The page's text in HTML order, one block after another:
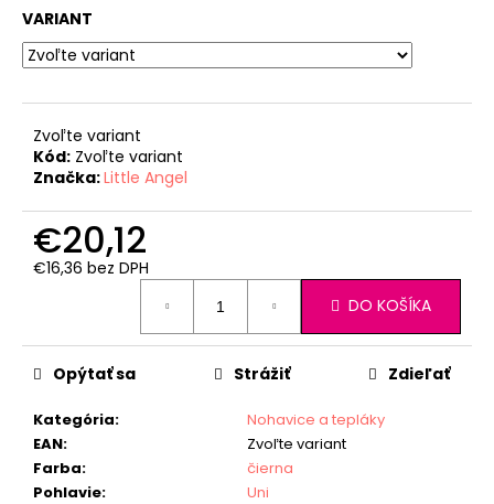
VARIANT
Zvoľte variant
Kód: Zvoľte variant
Značka:Little Angel
€20,12
€16,36 bez DPH
DO KOŠÍKA
Kategória:
Nohavice a tepláky
EAN:
Zvoľte variant
Farba:
čierna
Pohlavie: Uni
Opýtať sa Strážiť Zdieľať
-
BLEDOMODRÁ
KOCKY